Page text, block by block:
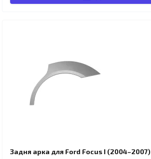
Задня арка для Ford Focus I (2004–2007)